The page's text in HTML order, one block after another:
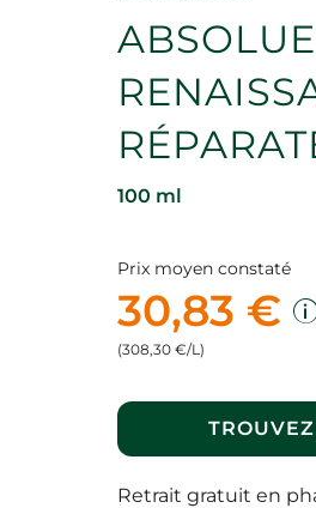
100 ml
Prix moyen constaté
30,83 €
(308,30 €/L)
Retrait gratuit en